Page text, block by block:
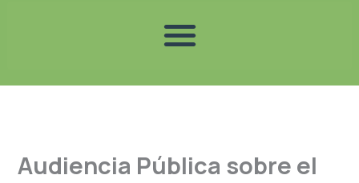
Audiencia Pública sobre el